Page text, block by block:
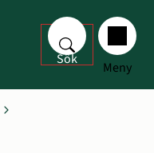
Sök Meny